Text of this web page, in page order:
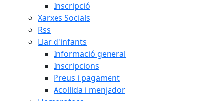
Inscripció
Xarxes Socials
Rss
Llar d'infants
Informació general
Inscripcions
Preus i pagament
Acollida i menjador